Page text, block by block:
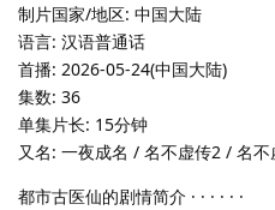
制片国家/地区: 中国大陆
语言: 汉语普通话
首播: 2026-05-24(中国大陆)
集数: 36
单集片长: 15分钟
又名: 一夜成名 / 名不虚传2 / 名
都市古医仙的剧情简介 · · · · · ·